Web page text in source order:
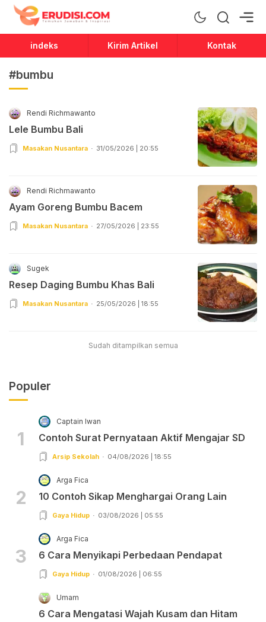
Erudisi
Temukan Jawaban dan Inspirasi
indeks Kirim Artikel Kontak
#bumbu
Rendi Richmawanto
Lele Bumbu Bali
Masakan Nusantara 31/05/2026 | 20:55
Rendi Richmawanto
Ayam Goreng Bumbu Bacem
Masakan Nusantara 27/05/2026 | 23:55
Sugek
Resep Daging Bumbu Khas Bali
Masakan Nusantara 25/05/2026 | 18:55
Sudah ditampilkan semua
Populer
1
Captain Iwan
Contoh Surat Pernyataan Aktif Mengajar SD
Arsip Sekolah 04/08/2026 | 18:55
2
Arga Fica
10 Contoh Sikap Menghargai Orang Lain
Gaya Hidup 03/08/2026 | 05:55
3
Arga Fica
6 Cara Menyikapi Perbedaan Pendapat
Gaya Hidup 01/08/2026 | 06:55
Umam
6 Cara Mengatasi Wajah Kusam dan Hitam